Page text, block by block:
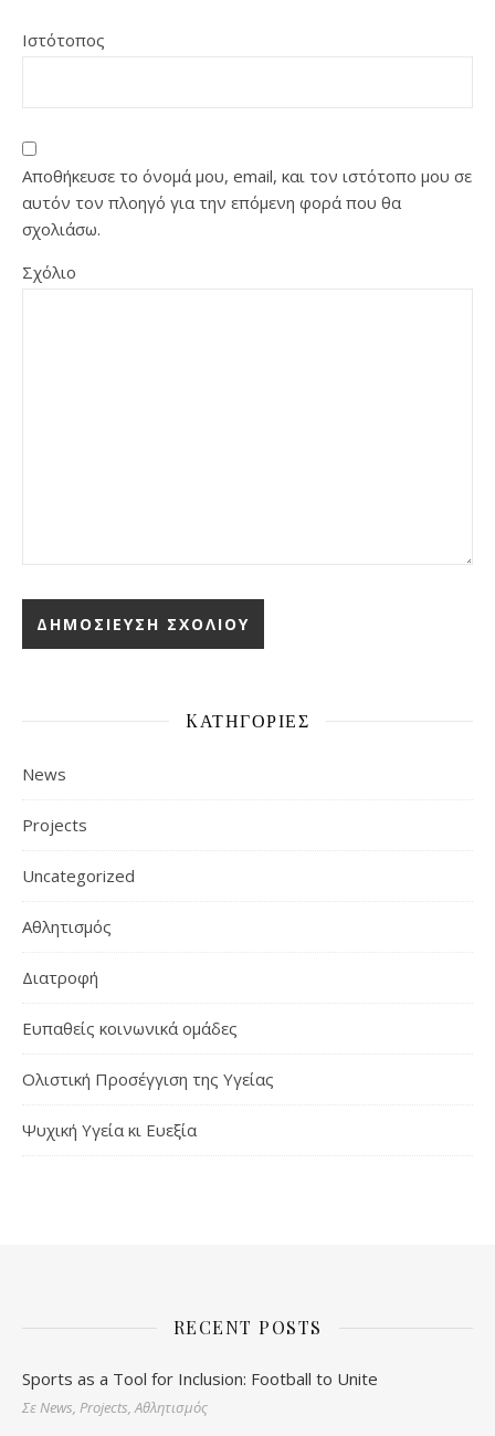
Ιστότοπος
Αποθήκευσε το όνομά μου, email, και τον ιστότοπο μου σε
αυτόν τον πλοηγό για την επόμενη φορά που θα
σχολιάσω.
Σχόλιο
KΑΤΗΓΟΡΊΕΣ
News
Projects
Uncategorized
Αθλητισμός
Διατροφή
Ευπαθείς κοινωνικά ομάδες
Ολιστική Προσέγγιση της Υγείας
Ψυχική Υγεία κι Ευεξία
RECENT POSTS
Sports as a Tool for Inclusion: Football to Unite
Σε News, Projects, Αθλητισμός